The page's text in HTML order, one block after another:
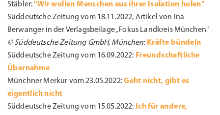
Stäbler:"Wir wollen Menschen aus ihrer Isolation holen"
Süddeutsche Zeitung vom 18.11.2022, Artikel von Ina
Berwanger in der Verlagsbeilage „Fokus Landkreis München"
© Süddeutsche Zeitung GmbH, München: Kräfte bündeln
Süddeutsche Zeitung vom 16.09.2022: Freundschaftliche
Übernahme
Münchner Merkur vom 23.05.2022:Geht nicht, gibt es
eigentlich nicht
Süddeutsche Zeitung vom 15.05.2022: Ich für andere,